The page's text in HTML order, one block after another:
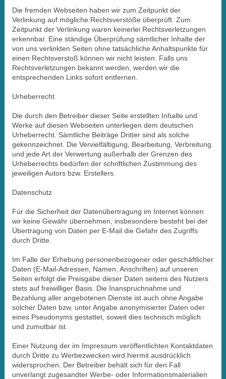
Die fremden Webseiten haben wir zum Zeitpunkt der
Verlinkung auf mögliche Rechtsverstöße überprüft. Zum
Zeitpunkt der Verlinkung waren keinerlei Rechtsverletzungen
erkennbar. Eine ständige Überprüfung sämtlicher Inhalte der
von uns verlinkten Seiten ohne tatsächliche Anhaltspunkte für
einen Rechtsverstoß können wir nicht leisten. Falls uns
Rechtsverletzungen bekannt werden, werden wir die
entsprechenden Links sofort entfernen.
Urheberrecht
Die durch den Betreiber dieser Seite erstellten Inhalte und
Werke auf diesen Webseiten unterliegen dem deutschen
Urheberrecht. Sämtliche Beiträge Dritter sind als solche
gekennzeichnet. Die Vervielfältigung, Bearbeitung, Verbreitung
und jede Art der Verwertung außerhalb der Grenzen des
Urheberrechts bedürfen der schriftlichen Zustimmung des
jeweiligen Autors bzw. Erstellers.
Datenschutz
Für die Sicherheit der Datenübertragung im Internet können
wir keine Gewähr übernehmen, insbesondere besteht bei der
Übertragung von Daten per E-Mail die Gefahr des Zugriffs
durch Dritte.
Im Falle der Erhebung personenbezogener oder geschäftlicher
Daten (E-Mail-Adressen, Namen, Anschriften) auf unseren
Seiten erfolgt die Preisgabe dieser Daten seitens des Nutzers
stets auf freiwilliger Basis. Die Inanspruchnahme und
Bezahlung aller angebotenen Dienste ist auch ohne Angabe
solcher Daten bzw. unter Angabe anonymisierter Daten oder
eines Pseudonyms gestattet, soweit dies technisch möglich
und zumutbar ist.
Einer Nutzung der im Impressum veröffentlichten Kontaktdaten
durch Dritte zu Werbezwecken wird hiermit ausdrücklich
widersprochen. Der Betreiber behält sich für den Fall
unverlangt zugesandter Werbe- oder Informationsmaterialien